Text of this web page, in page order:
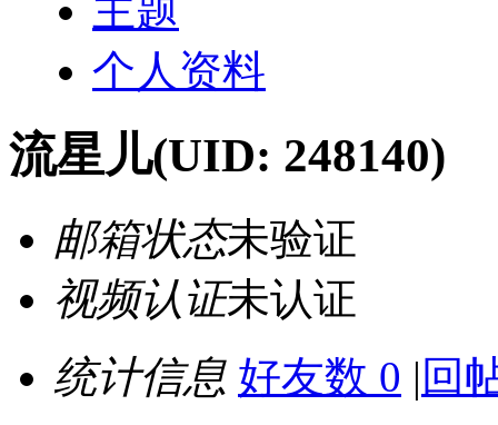
主题
个人资料
流星儿(UID: 248140)
邮箱状态未验证
视频认证未认证
统计信息 好友数 0 | 回